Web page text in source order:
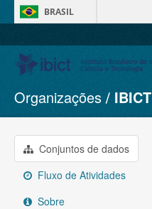
BRASIL
Conjuntos de dados
Organizações
Grupos
Sobre
Organizações IBICT
Conjuntos de dados
Fluxo de Atividades
Sobre